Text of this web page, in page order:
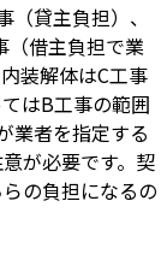
貸主負担）、
（借主負担で業
装解体はC工事
はB工事の範囲
業者を指定する
が必要です。契
の負担になるの